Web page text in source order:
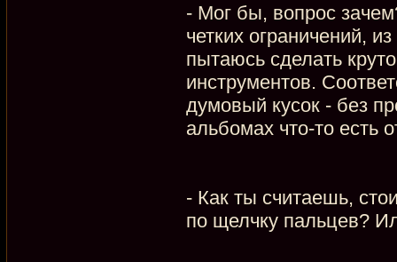
- Мог бы, вопрос
четких ограничений,
пытаюсь сделать
инструментов.
думовый кусок - без
альбомах что-то есть
- Как ты считаешь,
по щелчку пальцев?